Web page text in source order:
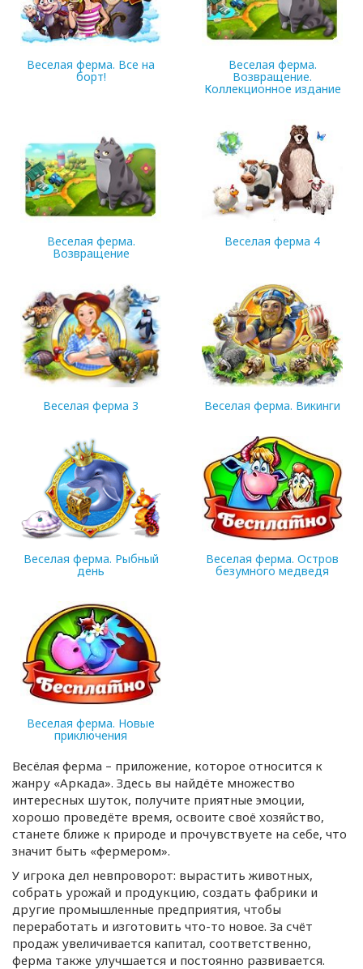
Веселая ферма. Все на
борт!
Веселая ферма.
Возвращение.
Коллекционное издание
Веселая ферма.
Возвращение
Веселая ферма 4
Веселая ферма 3 Веселая ферма. Викинги
225.19 Mb
Веселая ферма. Рыбный
день
71.5 Mb
Веселая ферма. Остров
безумного медведя
Веселая ферма. Новые
приключения
206.73 Mb
Весёлая ферма – приложение, которое относится к
жанру «Аркада». Здесь вы найдёте множество
интересных шуток, получите приятные эмоции,
хорошо проведёте время, освоите своё хозяйство,
станете ближе к природе и прочувствуете на себе, что
значит быть «фермером».
У игрока дел невпроворот: вырастить животных,
собрать урожай и продукцию, создать фабрики и
другие промышленные предприятия, чтобы
переработать и изготовить что-то новое. За счёт
продаж увеличивается капитал, соответственно,
ферма также улучшается и постоянно развивается.